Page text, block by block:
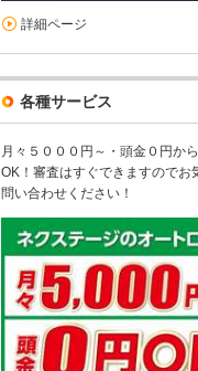
安心のアフターケア
車両について詳しく説明
ました。続きを読む
スバル WRX S4（2026/06
詳細ページ
各種サービス
月々５０００円～・頭金０円か
OK！審査はすぐできますのでお
問い合わせください！